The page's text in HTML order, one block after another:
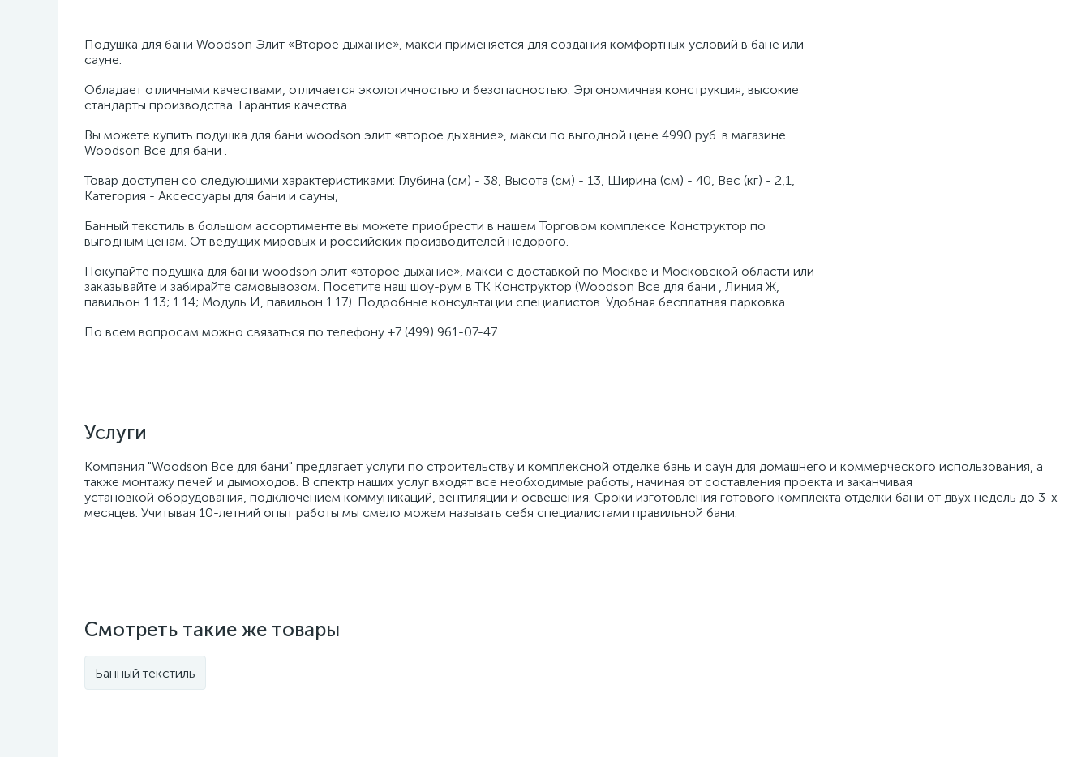
Подушка для бани Woodson Элит «Второе дыхание», макси применяется для создания комфортных условий в бане или
сауне.
Обладает отличными качествами, отличается экологичностью и безопасностью. Эргономичная конструкция, высокие
стандарты производства. Гарантия качества.
Вы можете купить подушка для бани woodson элит «второе дыхание», макси по выгодной цене 4990 руб. в магазине
Woodson Все для бани .
Товар доступен со следующими характеристиками: Глубина (см) - 38, Высота (см) - 13, Ширина (см) - 40, Вес (кг) - 2,1,
Категория - Аксессуары для бани и сауны,
Банный текстиль в большом ассортименте вы можете приобрести в нашем Торговом комплексе Конструктор по
выгодным ценам. От ведущих мировых и российских производителей недорого.
Покупайте подушка для бани woodson элит «второе дыхание», макси с доставкой по Москве и Московской области или
заказывайте и забирайте самовывозом. Посетите наш шоу-рум в ТК Конструктор (Woodson Все для бани , Линия Ж,
павильон 1.13; 1.14; Модуль И, павильон 1.17). Подробные консультации специалистов. Удобная бесплатная парковка.
По всем вопросам можно связаться по телефону +7 (499) 961-07-47
Услуги
Компания "Woodson Все для бани" предлагает услуги по строительству и комплексной отделке бань и саун для домашнего и коммерческого использования, а
также монтажу печей и дымоходов. В спектр наших услуг входят все необходимые работы, начиная от составления проекта и заканчивая
установкой оборудования, подключением коммуникаций, вентиляции и освещения. Сроки изготовления готового комплекта отделки бани от двух недель до 3-х
месяцев. Учитывая 10-летний опыт работы мы смело можем называть себя специалистами правильной бани.
Смотреть такие же товары
Банный текстиль